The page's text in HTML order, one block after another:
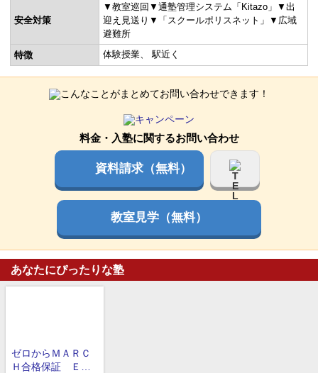
安全対策
▼教室巡回▼通塾管理システム「Kitazo」▼出
迎え見送り▼「スクールポリスネット」▼広域
避難所
特徴
体験授業 駅近く
料金・入塾に関するお問い合わせ
資料請求（無料）
教室見学（無料）
あなたにぴったりな塾
ゼロからＭＡＲＣ
Ｈ合格保証 ＥＤ